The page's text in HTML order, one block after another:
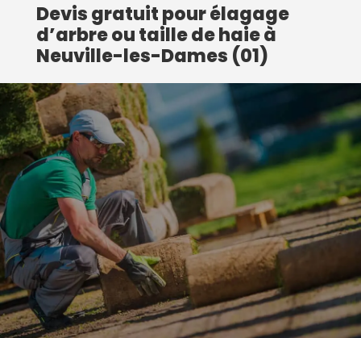
Devis gratuit pour élagage
d’arbre ou taille de haie à
Neuville-les-Dames (01)